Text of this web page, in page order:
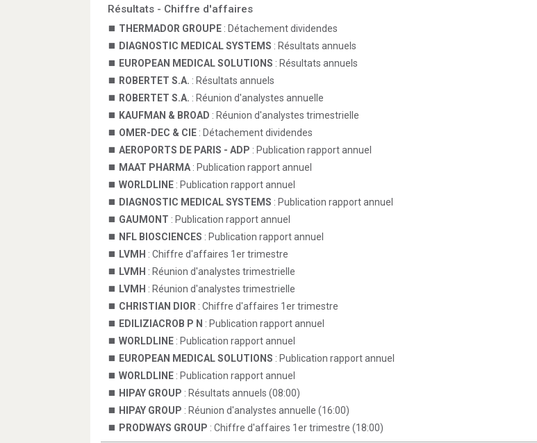
Résultats - Chiffre d'affaires
THERMADOR GROUPE : Détachement dividendes
DIAGNOSTIC MEDICAL SYSTEMS : Résultats annuels
EUROPEAN MEDICAL SOLUTIONS : Résultats annuels
ROBERTET S.A. : Résultats annuels
ROBERTET S.A. : Réunion d'analystes annuelle
KAUFMAN & BROAD : Réunion d'analystes trimestrielle
OMER-DEC & CIE : Détachement dividendes
AEROPORTS DE PARIS - ADP : Publication rapport annuel
MAAT PHARMA : Publication rapport annuel
WORLDLINE : Publication rapport annuel
DIAGNOSTIC MEDICAL SYSTEMS : Publication rapport annuel
GAUMONT : Publication rapport annuel
NFL BIOSCIENCES : Publication rapport annuel
LVMH : Chiffre d'affaires 1er trimestre
LVMH : Réunion d'analystes trimestrielle
LVMH : Réunion d'analystes trimestrielle
CHRISTIAN DIOR : Chiffre d'affaires 1er trimestre
EDILIZIACROB P N : Publication rapport annuel
WORLDLINE : Publication rapport annuel
EUROPEAN MEDICAL SOLUTIONS : Publication rapport annuel
WORLDLINE : Publication rapport annuel
HIPAY GROUP : Résultats annuels (08:00)
HIPAY GROUP : Réunion d'analystes annuelle (16:00)
PRODWAYS GROUP : Chiffre d'affaires 1er trimestre (18:00)